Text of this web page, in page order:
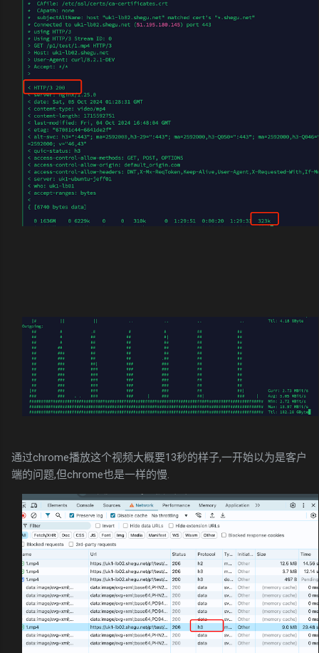
通过chrome播放这个视频大概要13秒的样子,一开始以为是客户
端的问题,但chrome也是一样的慢.